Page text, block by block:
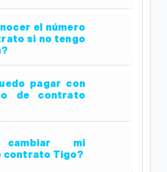
el número
si no tengo
pagar con
de contrato
cambiar mi
contrato Tigo?